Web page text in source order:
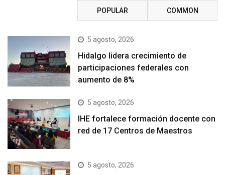
POPULAR COMMON
5 agosto, 2026
Hidalgo lidera crecimiento de
participaciones federales con
aumento de 8%
5 agosto, 2026
IHE fortalece formación docente con
red de 17 Centros de Maestros
5 agosto, 2026